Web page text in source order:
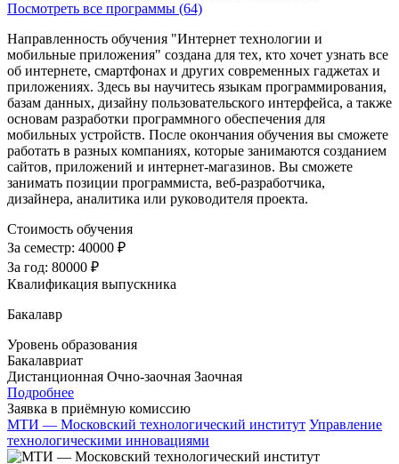
Посмотреть все программы (64)
Направленность обучения "Интернет технологии и
мобильные приложения" создана для тех, кто хочет узнать все
об интернете, смартфонах и других современных гаджетах и
приложениях. Здесь вы научитесь языкам программирования,
базам данных, дизайну пользовательского интерфейса, а также
основам разработки программного обеспечения для
мобильных устройств. После окончания обучения вы сможете
работать в разных компаниях, которые занимаются созданием
сайтов, приложений и интернет-магазинов. Вы сможете
занимать позиции программиста, веб-разработчика,
дизайнера, аналитика или руководителя проекта.
Стоимость обучения
За семестр: 40000 ₽
За год: 80000 ₽
Квалификация выпускника
Бакалавр
Уровень образования
Бакалавриат
Дистанционная Очно-заочная Заочная
Подробнее
Заявка в приёмную комиссию
МТИ — Московский технологический институт Управление
технологическими инновациями